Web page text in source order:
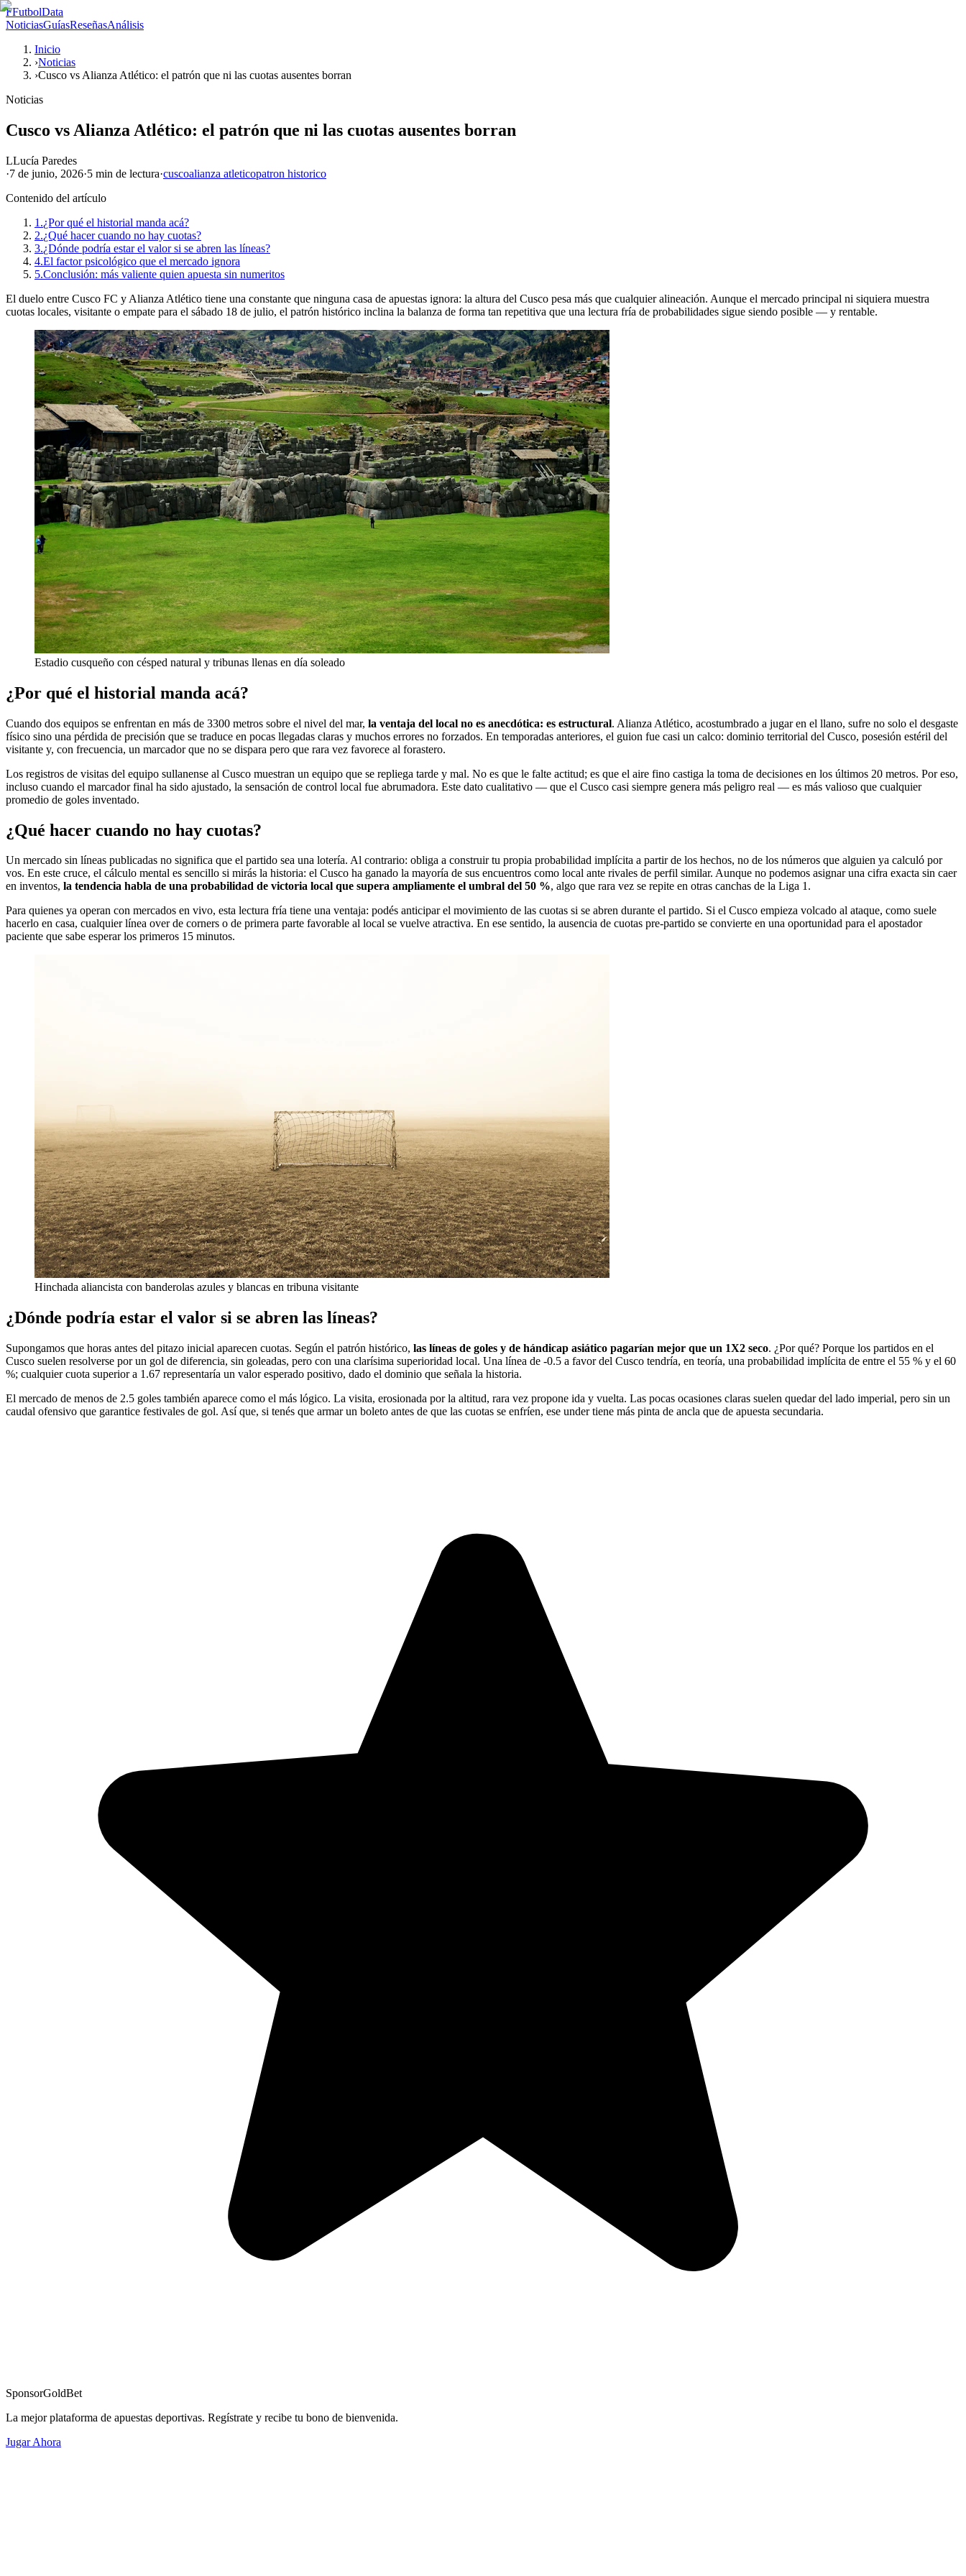
FFutbolData
NoticiasGuíasReseñasAnálisis
Inicio
›Noticias
›Cusco vs Alianza Atlético: el patrón que ni las cuotas ausentes borran
Noticias
Cusco vs Alianza Atlético: el patrón que ni las cuotas ausentes borran
LLucía Paredes
·7 de junio, 2026·5 min de lectura·cuscoalianza atleticopatron historico
Contenido del artículo
1.¿Por qué el historial manda acá?
2.¿Qué hacer cuando no hay cuotas?
3.¿Dónde podría estar el valor si se abren las líneas?
4.El factor psicológico que el mercado ignora
5.Conclusión: más valiente quien apuesta sin numeritos
El duelo entre Cusco FC y Alianza Atlético tiene una constante que ninguna casa de apuestas ignora: la altura del Cusco pesa más que cualquier alineación. Aunque el mercado principal ni siquiera muestra
cuotas locales, visitante o empate para el sábado 18 de julio, el patrón histórico inclina la balanza de forma tan repetitiva que una lectura fría de probabilidades sigue siendo posible — y rentable.
Estadio cusqueño con césped natural y tribunas llenas en día soleado
¿Por qué el historial manda acá?
Cuando dos equipos se enfrentan en más de 3300 metros sobre el nivel del mar, la ventaja del local no es anecdótica: es estructural. Alianza Atlético, acostumbrado a jugar en el llano, sufre no solo el desgaste
físico sino una pérdida de precisión que se traduce en pocas llegadas claras y muchos errores no forzados. En temporadas anteriores, el guion fue casi un calco: dominio territorial del Cusco, posesión estéril del
visitante y, con frecuencia, un marcador que no se dispara pero que rara vez favorece al forastero.
Los registros de visitas del equipo sullanense al Cusco muestran un equipo que se repliega tarde y mal. No es que le falte actitud; es que el aire fino castiga la toma de decisiones en los últimos 20 metros. Por eso,
incluso cuando el marcador final ha sido ajustado, la sensación de control local fue abrumadora. Este dato cualitativo — que el Cusco casi siempre genera más peligro real — es más valioso que cualquier
promedio de goles inventado.
¿Qué hacer cuando no hay cuotas?
Un mercado sin líneas publicadas no significa que el partido sea una lotería. Al contrario: obliga a construir tu propia probabilidad implícita a partir de los hechos, no de los números que alguien ya calculó por
vos. En este cruce, el cálculo mental es sencillo si mirás la historia: el Cusco ha ganado la mayoría de sus encuentros como local ante rivales de perfil similar. Aunque no podemos asignar una cifra exacta sin caer
en inventos, la tendencia habla de una probabilidad de victoria local que supera ampliamente el umbral del 50 %, algo que rara vez se repite en otras canchas de la Liga 1.
Para quienes ya operan con mercados en vivo, esta lectura fría tiene una ventaja: podés anticipar el movimiento de las cuotas si se abren durante el partido. Si el Cusco empieza volcado al ataque, como suele
hacerlo en casa, cualquier línea over de corners o de primera parte favorable al local se vuelve atractiva. En ese sentido, la ausencia de cuotas pre-partido se convierte en una oportunidad para el apostador
paciente que sabe esperar los primeros 15 minutos.
Hinchada aliancista con banderolas azules y blancas en tribuna visitante
¿Dónde podría estar el valor si se abren las líneas?
Supongamos que horas antes del pitazo inicial aparecen cuotas. Según el patrón histórico, las líneas de goles y de hándicap asiático pagarían mejor que un 1X2 seco. ¿Por qué? Porque los partidos en el
Cusco suelen resolverse por un gol de diferencia, sin goleadas, pero con una clarísima superioridad local. Una línea de -0.5 a favor del Cusco tendría, en teoría, una probabilidad implícita de entre el 55 % y el 60
%; cualquier cuota superior a 1.67 representaría un valor esperado positivo, dado el dominio que señala la historia.
El mercado de menos de 2.5 goles también aparece como el más lógico. La visita, erosionada por la altitud, rara vez propone ida y vuelta. Las pocas ocasiones claras suelen quedar del lado imperial, pero sin un
caudal ofensivo que garantice festivales de gol. Así que, si tenés que armar un boleto antes de que las cuotas se enfríen, ese under tiene más pinta de ancla que de apuesta secundaria.
SponsorGoldBet
La mejor plataforma de apuestas deportivas. Regístrate y recibe tu bono de bienvenida.
Jugar Ahora